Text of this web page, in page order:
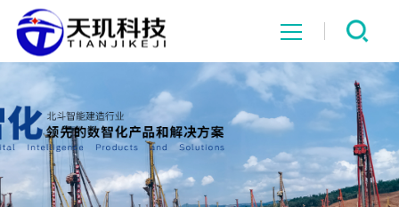
网站首页
系统中心
解决方案